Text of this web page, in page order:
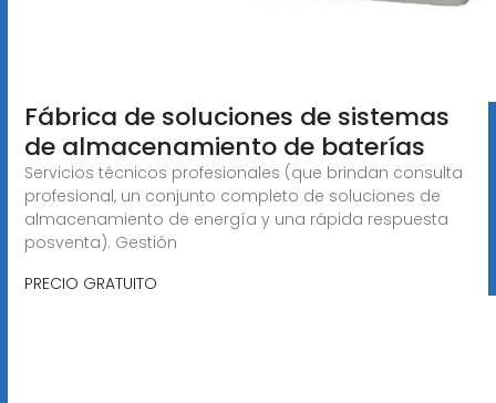
Fábrica de soluciones de sistemas
de almacenamiento de baterías
Servicios técnicos profesionales (que brindan consulta
profesional, un conjunto completo de soluciones de
almacenamiento de energía y una rápida respuesta
posventa). Gestión
PRECIO GRATUITO